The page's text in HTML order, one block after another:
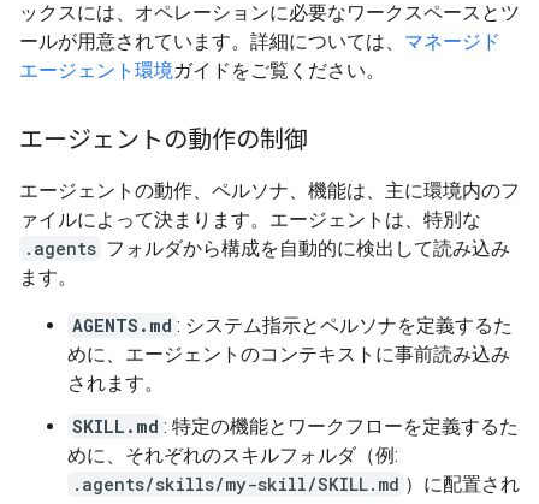
ックスには、オペレーションに必要なワークスペースとツ
ールが用意されています。詳細については、 マネージド
エージェント環境ガイドをご覧ください。
エージェントの動作の制御
エージェントの動作、ペルソナ、機能は、主に環境内のフ
ァイルによって決まります。エージェントは、特別な
.agents フォルダから構成を自動的に検出して読み込み
ます。
AGENTS.md : システム指示とペルソナを定義するた
めに、エージェントのコンテキストに事前読み込み
されます。
SKILL.md : 特定の機能とワークフローを定義するた
めに、それぞれのスキルフォルダ（例:
.agents/skills/my-skill/SKILL.md ）に配置され